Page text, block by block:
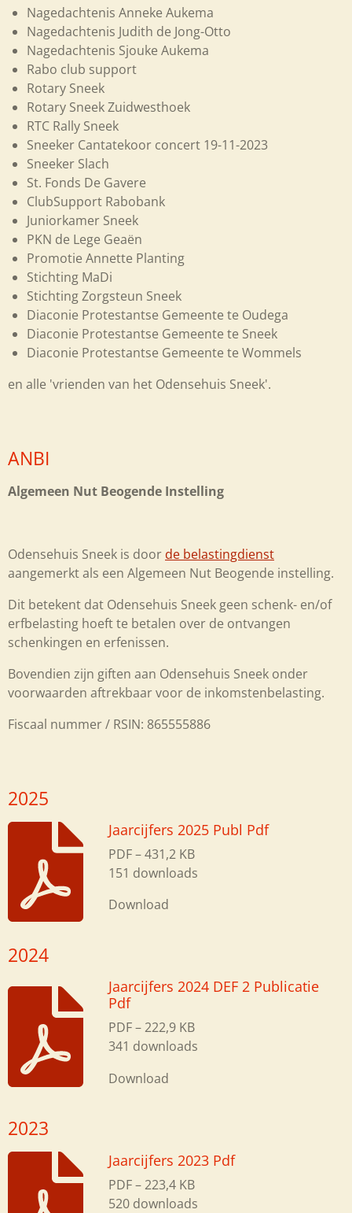
Nagedachtenis Anneke Aukema
Nagedachtenis Judith de Jong-Otto
Nagedachtenis Sjouke Aukema
Rabo club support
Rotary Sneek
Rotary Sneek Zuidwesthoek
RTC Rally Sneek
Sneeker Cantatekoor concert 19-11-2023
Sneeker Slach
St. Fonds De Gavere
ClubSupport Rabobank
Juniorkamer Sneek
PKN de Lege Geaën
Promotie Annette Planting
Stichting MaDi
Stichting Zorgsteun Sneek
Diaconie Protestantse Gemeente te Oudega
Diaconie Protestantse Gemeente te Sneek
Diaconie Protestantse Gemeente te Wommels
en alle 'vrienden van het Odensehuis Sneek'.
ANBI
Algemeen Nut Beogende Instelling
Odensehuis Sneek is door de belastingdienst
aangemerkt als een Algemeen Nut Beogende instelling.
Dit betekent dat Odensehuis Sneek geen schenk- en/of
erfbelasting hoeft te betalen over de ontvangen
schenkingen en erfenissen.
Bovendien zijn giften aan Odensehuis Sneek onder
voorwaarden aftrekbaar voor de inkomstenbelasting.
Fiscaal nummer / RSIN: 865555886
2025
Jaarcijfers 2025 Publ Pdf
PDF – 431,2 KB
151 downloads
Download
2024
Jaarcijfers 2024 DEF 2 Publicatie
Pdf
PDF – 222,9 KB
341 downloads
Download
2023
Jaarcijfers 2023 Pdf
PDF – 223,4 KB
520 downloads